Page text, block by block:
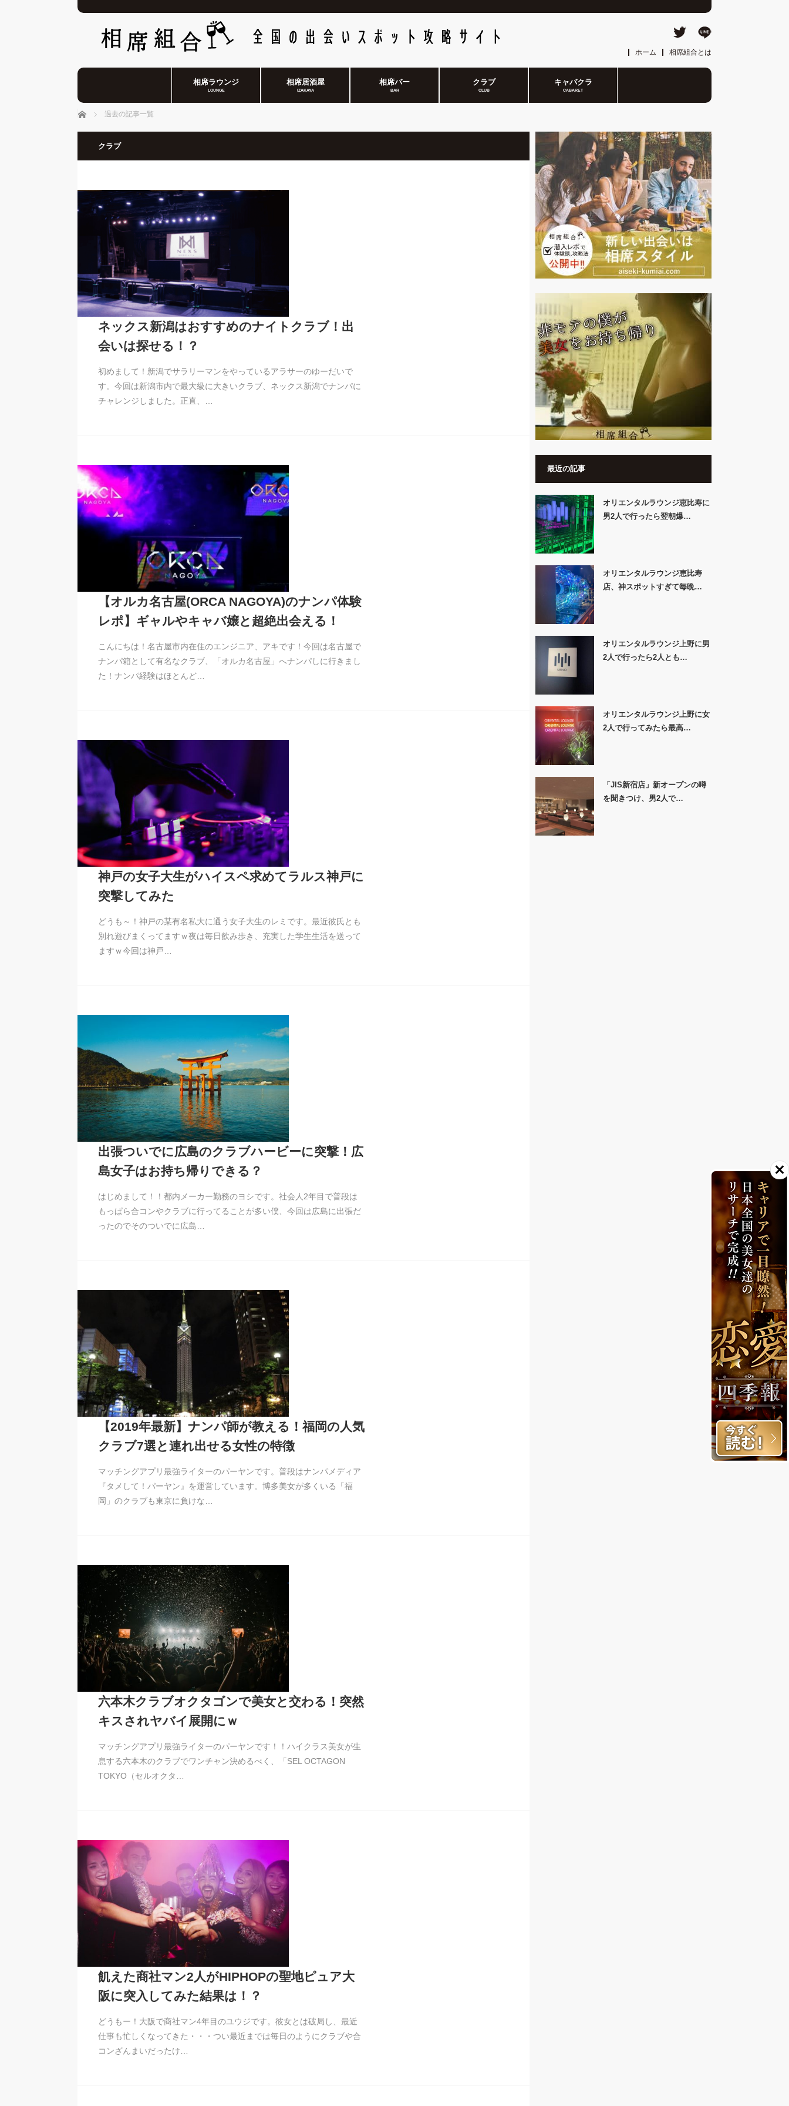
ホーム 相席組合とは
相席ラウンジ
LOUNGE
相席居酒屋
IZAKAYA
相席バー
BAR
クラブ
CLUB
キャバクラ
CABARET
ホーム 過去の記事一覧
クラブ
ネックス新潟はおすすめのナイトクラブ！出
会いは探せる！？
初めまして！新潟でサラリーマンをやっているアラサーのゆーだいで
す。今回は新潟市内で最大級に大きいクラブ、ネックス新潟でナンパに
チャレンジしました。正直、…
【オルカ名古屋(ORCA NAGOYA)のナンパ体験
レポ】ギャルやキャバ嬢と超絶出会える！
こんにちは！名古屋市内在住のエンジニア、アキです！今回は名古屋で
ナンパ箱として有名なクラブ、「オルカ名古屋」へナンパしに行きまし
た！ナンパ経験はほとんど…
神戸の女子大生がハイスペ求めてラルス神戸に
突撃してみた
どうも～！神戸の某有名私大に通う女子大生のレミです。最近彼氏とも
別れ遊びまくってますｗ夜は毎日飲み歩き、充実した学生生活を送って
ますｗ今回は神戸…
出張ついでに広島のクラブハービーに突撃！広
島女子はお持ち帰りできる？
はじめまして！！都内メーカー勤務のヨシです。社会人2年目で普段は
もっぱら合コンやクラブに行ってることが多い僕、今回は広島に出張だ
ったのでそのついでに広島…
【2019年最新】ナンパ師が教える！福岡の人気
クラブ7選と連れ出せる女性の特徴
マッチングアプリ最強ライターのパーヤンです。普段はナンパメディア
『タメして！パーヤン』を運営しています。博多美女が多くいる「福
岡」のクラブも東京に負けな…
六本木クラブオクタゴンで美女と交わる！突然
キスされヤバイ展開にｗ
マッチングアプリ最強ライターのパーヤンです！！ハイクラス美女が生
息する六本木のクラブでワンチャン決めるべく、「SEL OCTAGON
TOKYO（セルオクタ…
飢えた商社マン2人がHIPHOPの聖地ピュア大
阪に突入してみた結果は！？
どうもー！大阪で商社マン4年目のユウジです。彼女とは破局し、最近
仕事も忙しくなってきた・・・つい最近までは毎日のようにクラブや合
コンざんまいだったけ…
最近の記事
オリエンタルラウンジ恵比寿に
男2人で行ったら翌朝爆…
オリエンタルラウンジ恵比寿
店、神スポットすぎて毎晩…
オリエンタルラウンジ上野に男
2人で行ったら2人とも…
オリエンタルラウンジ上野に女
2人で行ってみたら最高…
「JIS新宿店」新オープンの噂
を聞きつけ、男2人で…